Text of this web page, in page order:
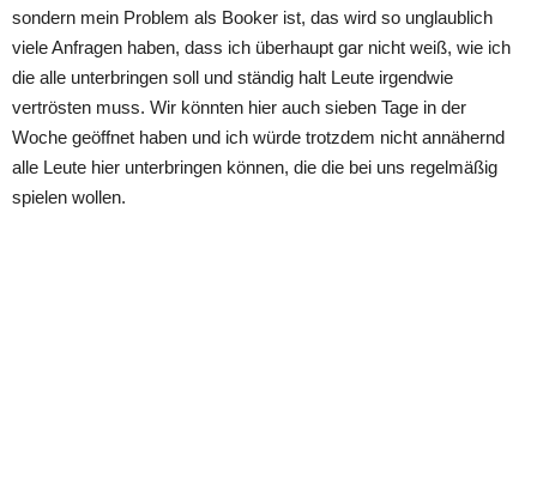
sondern mein Problem als Booker ist, das wird so unglaublich
viele Anfragen haben, dass ich überhaupt gar nicht weiß, wie ich
die alle unterbringen soll und ständig halt Leute irgendwie
vertrösten muss. Wir könnten hier auch sieben Tage in der
Woche geöffnet haben und ich würde trotzdem nicht annähernd
alle Leute hier unterbringen können, die die bei uns regelmäßig
spielen wollen.